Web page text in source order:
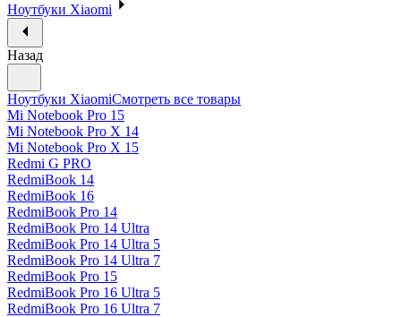
Ноутбуки Xiaomi
Назад
Ноутбуки XiaomiСмотреть все товары
Mi Notebook Pro 15
Mi Notebook Pro X 14
Mi Notebook Pro X 15
Redmi G PRO
RedmiBook 14
RedmiBook 16
RedmiBook Pro 14
RedmiBook Pro 14 Ultra
RedmiBook Pro 14 Ultra 5
RedmiBook Pro 14 Ultra 7
RedmiBook Pro 15
RedmiBook Pro 16 Ultra 5
RedmiBook Pro 16 Ultra 7